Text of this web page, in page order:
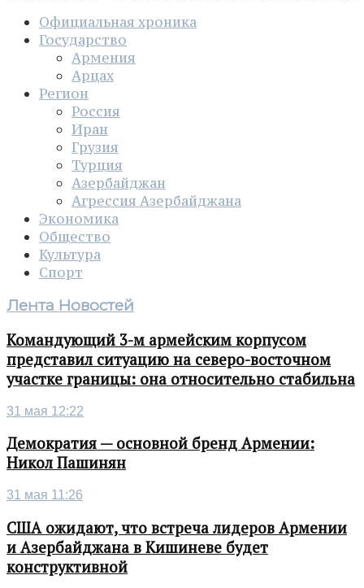
Официальная хроника
Государство
Армения
Арцах
Регион
Россия
Иран
Грузия
Турция
Азербайджан
Агрессия Азербайджана
Экономика
Общество
Культура
Спорт
Лента Новостей
Командующий 3-м армейским корпусом
представил ситуацию на северо-восточном
участке границы: она относительно стабильна
31 мая 12:22
Демократия — основной бренд Армении:
Никол Пашинян
31 мая 11:26
США ожидают, что встреча лидеров Армении
и Азербайджана в Кишиневе будет
конструктивной